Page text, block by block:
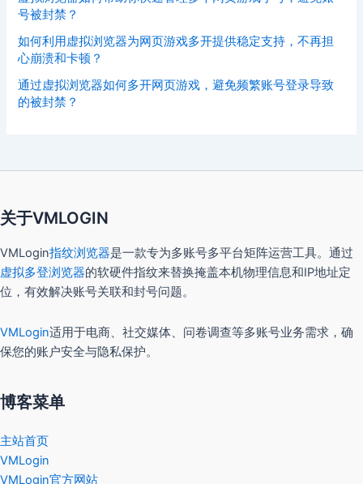
号被封禁？
如何利用虚拟浏览器为网页游戏多开提供稳定支持，不再担
心崩溃和卡顿？
通过虚拟浏览器如何多开网页游戏，避免频繁账号登录导致
的被封禁？
关于VMLOGIN
VMLogin指纹浏览器是一款专为多账号多平台矩阵运营工具。通过
虚拟多登浏览器的软硬件指纹来替换掩盖本机物理信息和IP地址定
位，有效解决账号关联和封号问题。
VMLogin适用于电商、社交媒体、问卷调查等多账号业务需求，确
保您的账户安全与隐私保护。
博客菜单
主站首页
VMLogin
VMLogin官方网站